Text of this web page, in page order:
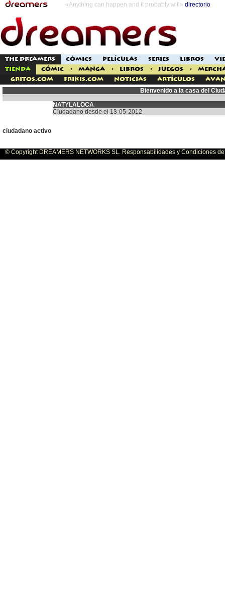
«Anything can happen and it probably will» directorio
THE DREAMERS CÓMICS PELÍCULAS SERIES LIBROS
TIENDA
CÓMIC > MANGA > LIBROS > JUEGOS >
Gritos.com
Frikis.com Noticias Artículos
Bienvenido a la casa del
NATYLALOCA
Ciudadano desde el 13-05-2012
ciudadano activo
© Copyright DREAMERS NETWORKS SL. Responsabilidades y Condiciones